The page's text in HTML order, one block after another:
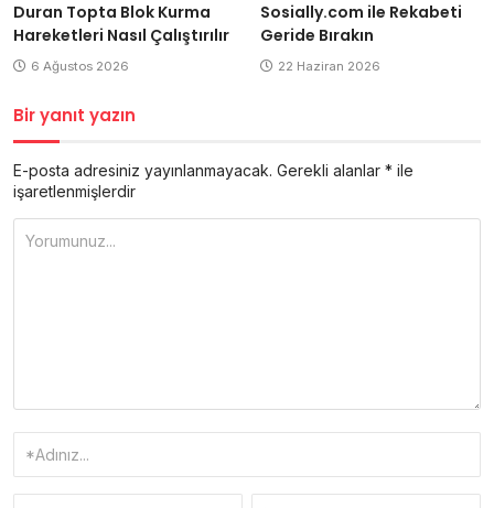
Duran Topta Blok Kurma
Hareketleri Nasıl Çalıştırılır
6 Ağustos 2026
Sosially.com ile Rekabeti
Geride Bırakın
22 Haziran 2026
Bir yanıt yazın
E-posta adresiniz yayınlanmayacak. Gerekli alanlar * ile
işaretlenmişlerdir